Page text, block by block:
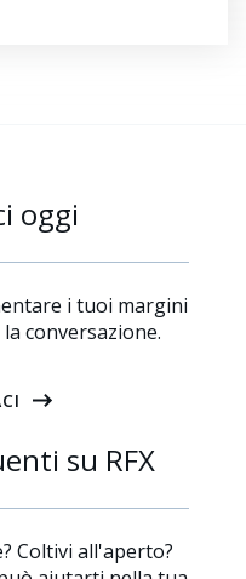
oggi
i tuoi margini
conversazione.
su RFX
Coltivi all'aperto?